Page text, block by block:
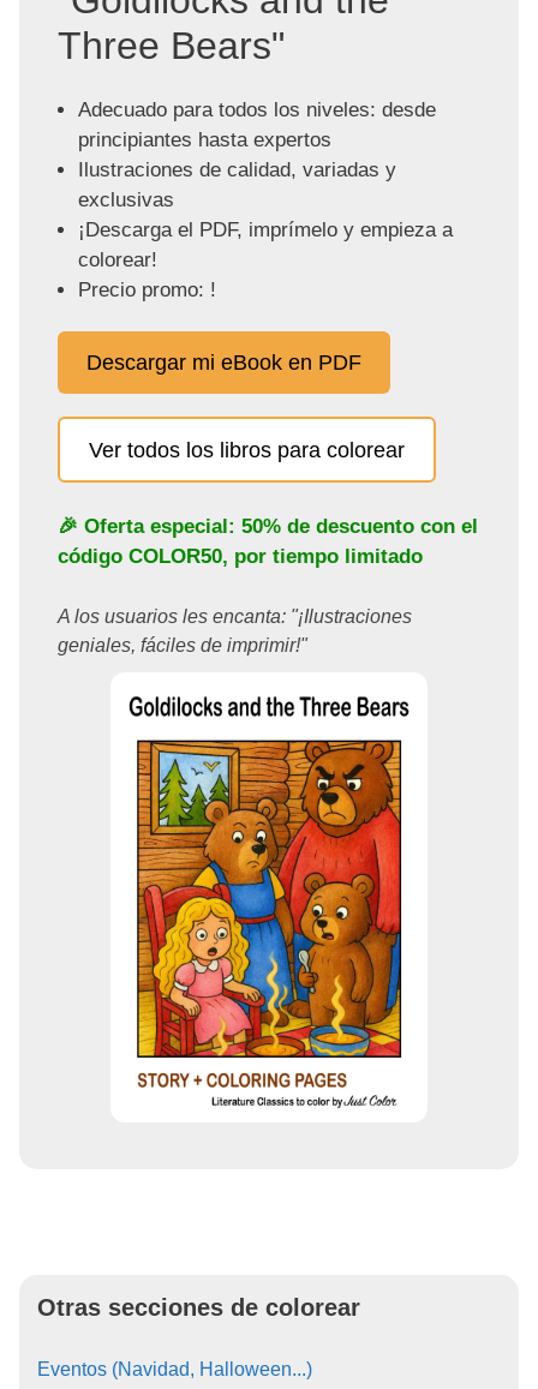
Three Bears"
Adecuado para todos los niveles: desde
principiantes hasta expertos
Ilustraciones de calidad, variadas y
exclusivas
¡Descarga el PDF, imprímelo y empieza a
colorear!
Precio promo: !
Descargar mi eBook en PDF
Ver todos los libros para colorear
🎉 Oferta especial: 50% de descuento con el
código COLOR50, por tiempo limitado
A los usuarios les encanta: "¡Ilustraciones
geniales, fáciles de imprimir!"
Otras secciones de colorear
Eventos (Navidad, Halloween...)